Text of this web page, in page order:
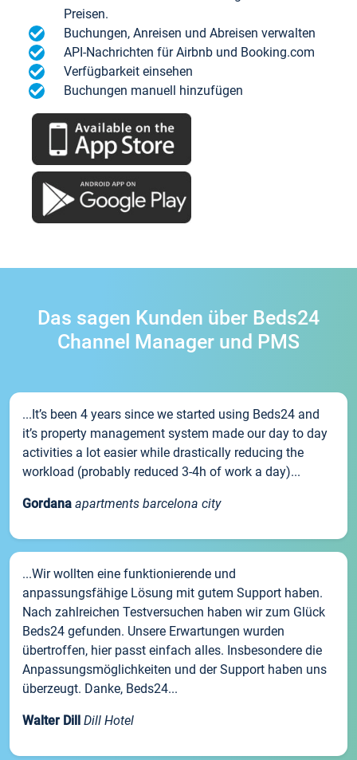
Preisen.
Buchungen, Anreisen und Abreisen verwalten
API-Nachrichten für Airbnb und Booking.com
Verfügbarkeit einsehen
Buchungen manuell hinzufügen
Das sagen Kunden über Beds24
Channel Manager und PMS
...It’s been 4 years since we started using Beds24 and
it’s property management system made our day to day
activities a lot easier while drastically reducing the
workload (probably reduced 3-4h of work a day)...
Gordana apartments barcelona city
...Wir wollten eine funktionierende und
anpassungsfähige Lösung mit gutem Support haben.
Nach zahlreichen Testversuchen haben wir zum Glück
Beds24 gefunden. Unsere Erwartungen wurden
übertroffen, hier passt einfach alles. Insbesondere die
Anpassungsmöglichkeiten und der Support haben uns
überzeugt. Danke, Beds24...
Walter Dill Dill Hotel